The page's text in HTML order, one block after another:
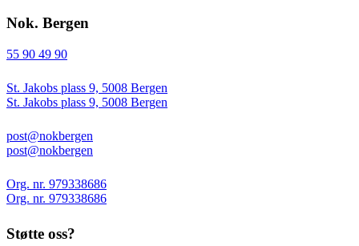
Nok. Bergen
55 90 49 90
St. Jakobs plass 9, 5008 Bergen
St. Jakobs plass 9, 5008 Bergen
post@nokbergen
post@nokbergen
Org. nr. 979338686
Org. nr. 979338686
Støtte oss?